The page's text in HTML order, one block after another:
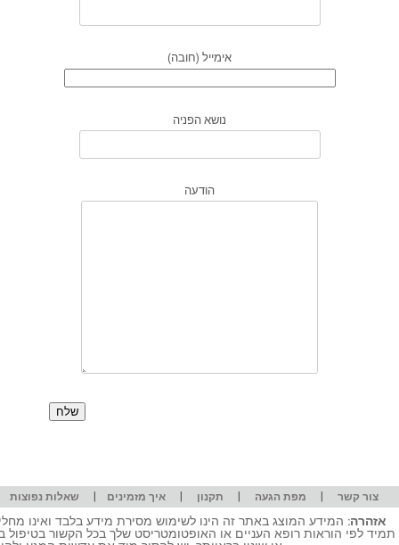
אימייל (חובה)
נושא הפניה
הודעה
צור קשר | מפת הגעה | תקנון |איך מזמינים | שאלות נפוצות
אזהרה: המידע המוצג באתר זה הינו לשימוש מסירת מידע בלבד ואינו
תמיד לפי הוראות רופא העניים או האופטומטריסט שלך בכל הקשור